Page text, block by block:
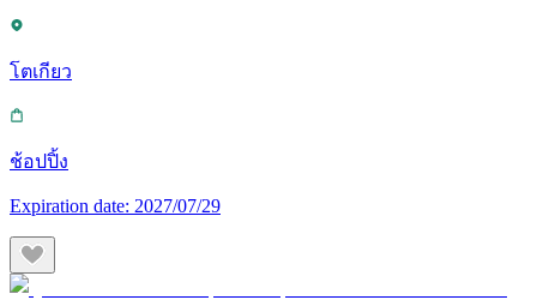
โตเกียว
ช้อปปิ้ง
Expiration date: 2027/07/29